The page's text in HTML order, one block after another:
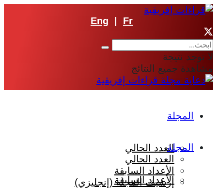
Eng Fr
لا توجد نتيجة
مشاهدة جميع النتائج
المجلة
العدد الحالي
الأعداد السابقة
المجلة
العدد الحالي
الأعداد السابقة
إرشيف المجلة (إنجليزي)